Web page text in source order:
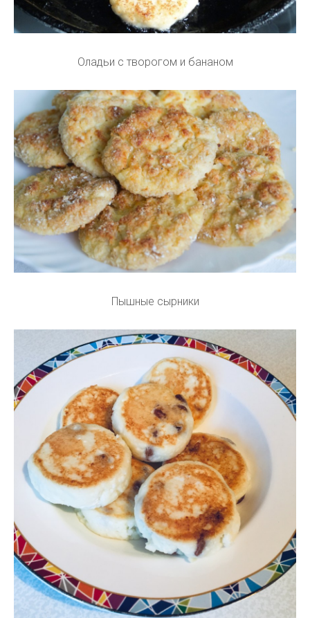
Оладьи с творогом и бананом
Пышные сырники